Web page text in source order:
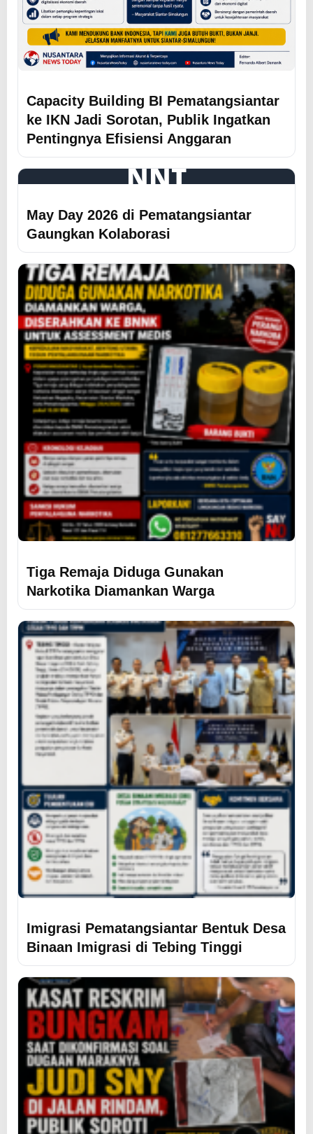
Capacity Building BI Pematangsiantar
ke IKN Jadi Sorotan, Publik Ingatkan
Pentingnya Efisiensi Anggaran
NNT
May Day 2026 di Pematangsiantar
Gaungkan Kolaborasi
Tiga Remaja Diduga Gunakan
Narkotika Diamankan Warga
Imigrasi Pematangsiantar Bentuk Desa
Binaan Imigrasi di Tebing Tinggi